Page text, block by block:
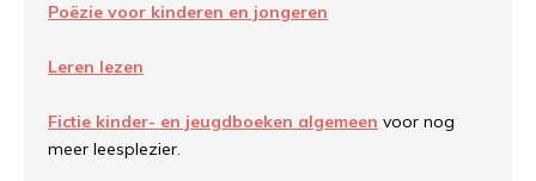
Poëzie voor kinderen en jongeren
Leren lezen
Fictie kinder- en jeugdboeken algemeen voor nog
meer leesplezier.